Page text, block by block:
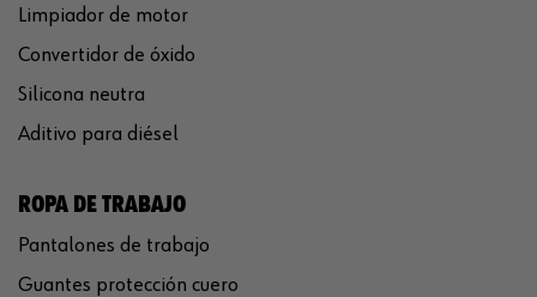
Limpiador de motor
Convertidor de óxido
Silicona neutra
Aditivo para diésel
ROPA DE TRABAJO
Pantalones de trabajo
Guantes protección cuero